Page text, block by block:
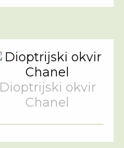
Dioptrijski okvir
Chanel